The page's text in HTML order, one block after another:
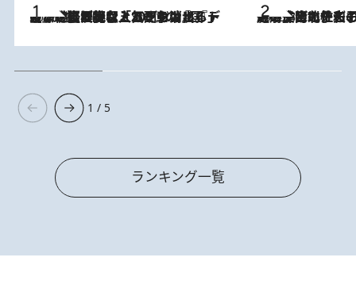
2026.8.5
【なぜ吉沢亮は「気配を消せる」のか？】興行収入208億の『国宝』を経て挑むミュージカル『ディア・エヴァン・ハンセン』。トップ俳優が舞台上でさらけ出した“孤独”とは 2026.8.3
《「文士の子ども被害者の会」発足！》阿川佐和子（72）が語る遠藤周作に北杜夫、劇作家・矢代静一の子どもたちの“文豪プライベート事件簿”
1 / 5
ランキング一覧